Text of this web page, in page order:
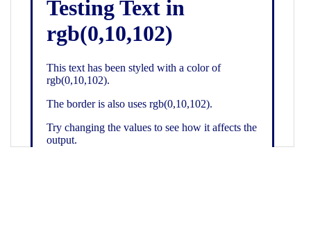
div class="textColor borderColor"
< h1>Testing Text in rgb(0,10,102)